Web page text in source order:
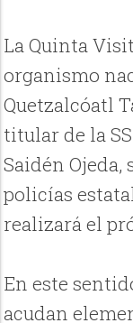
La Quinta
organismo
Quetzalcóatl
titular de la
Saidén
policías
realizará el
En este
acudan